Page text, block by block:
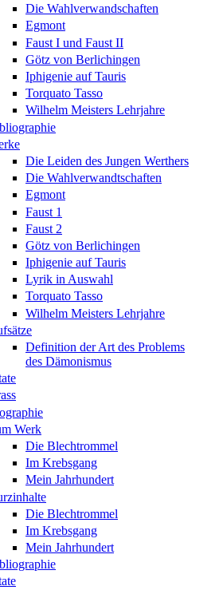
Die Wahlverwandschaften
Egmont
Faust I und Faust II
Götz von Berlichingen
Iphigenie auf Tauris
Torquato Tasso
Wilhelm Meisters Lehrjahre
Die Leiden des Jungen Werthers
Die Wahlverwandtschaften
Egmont
Faust 1
Faust 2
Götz von Berlichingen
Iphigenie auf Tauris
Lyrik in Auswahl
Torquato Tasso
Wilhelm Meisters Lehrjahre
Definition der Art des Problems
des Dämonismus
Werk
Die Blechtrommel
Im Krebsgang
Mein Jahrhundert
Die Blechtrommel
Im Krebsgang
Mein Jahrhundert